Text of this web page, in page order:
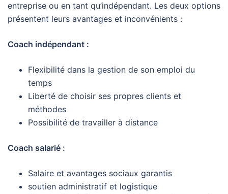
entreprise ou en tant qu’indépendant. Les deux options
présentent leurs avantages et inconvénients :
Coach indépendant :
Flexibilité dans la gestion de son emploi du
temps
Liberté de choisir ses propres clients et
méthodes
Possibilité de travailler à distance
Coach salarié :
Salaire et avantages sociaux garantis
soutien administratif et logistique